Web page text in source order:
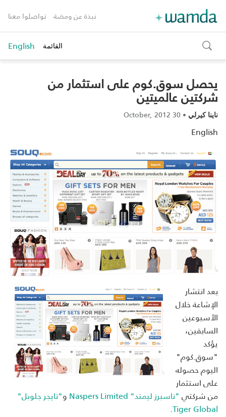
نبذة عن ومضة تواصلوا معنا
toggle
search
القائمة English
يحصل سوق.كوم على استثمار من
شركتين عالميتين
ناينا كيرلي •
30 October, 2012
English
بعد انتشار
الإشاعة خلال
الأسبوعين
السابقين،
يؤكد
"سوق.كوم"
اليوم حصوله
على استثمار
من شركتي"ناسبرز ليمتد" Naspers Limited و"تايجر جلوبل"
Tiger Global
.